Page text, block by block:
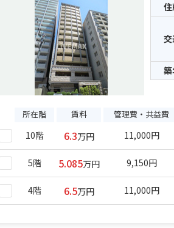
所在階 賃料 管理費・共益費
10階 6.3万円 11,000円
5階 5.085万円 9,150円
4階 6.5万円 11,000円